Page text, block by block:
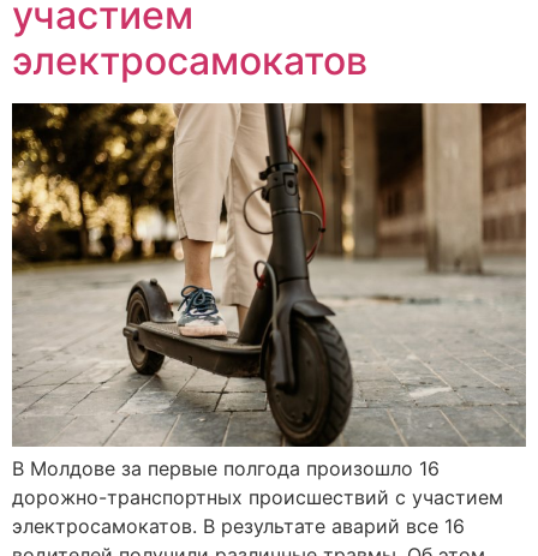
участием
электросамокатов
В Молдове за первые полгода произошло 16
дорожно-транспортных происшествий с участием
электросамокатов. В результате аварий все 16